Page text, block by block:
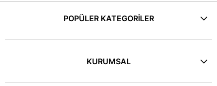
POPÜLER KATEGORİLER
KURUMSAL